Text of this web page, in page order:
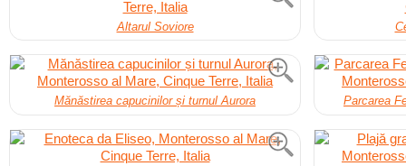
Altarul Soviore
Mănăstirea capucinilor și turnul Aurora Parcarea